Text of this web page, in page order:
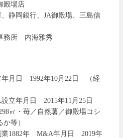
殿場店
静岡銀行、JA御殿場、三島信
務所 内海雅秀
年月日 1992年10月22日 （経
設立年月日 2015年11月25日
㎡・苺／自然薯／御殿場コシ
等）
業1882年 M&A年月日 2019年